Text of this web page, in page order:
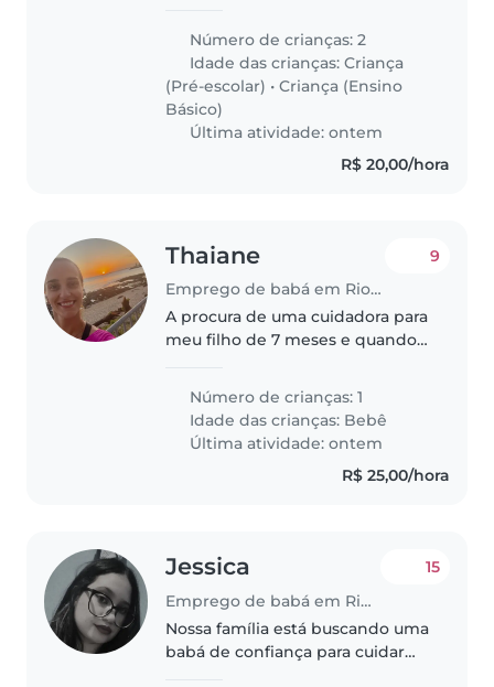
das 16 as 22 horas .procuro uma
pessoa para longo prazo..
Número de crianças: 2
Idade das crianças:Criança
(Pré-escolar) •Criança (Ensino
Básico)
Última atividade: ontem
R$ 20,00/hora
Thaiane
Emprego de babá em Rio de Janeiro
9
A procura de uma cuidadora para
meu filho de 7 meses e quando
Número de crianças: 1
Idade das crianças: Bebê
Última atividade: ontem
R$ 25,00/hora
Jessica
Emprego de babá em Rio de Janeiro
15
Nossa família está buscando uma
babá de confiança para cuidar